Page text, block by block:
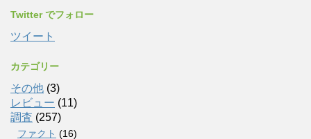
Twitter でフォロー
ツイート
カテゴリー
その他 (3)
レビュー (11)
調査 (257)
ファクト (16)